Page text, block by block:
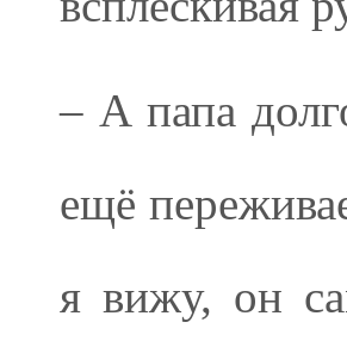
– А папа
ещё
я вижу, он